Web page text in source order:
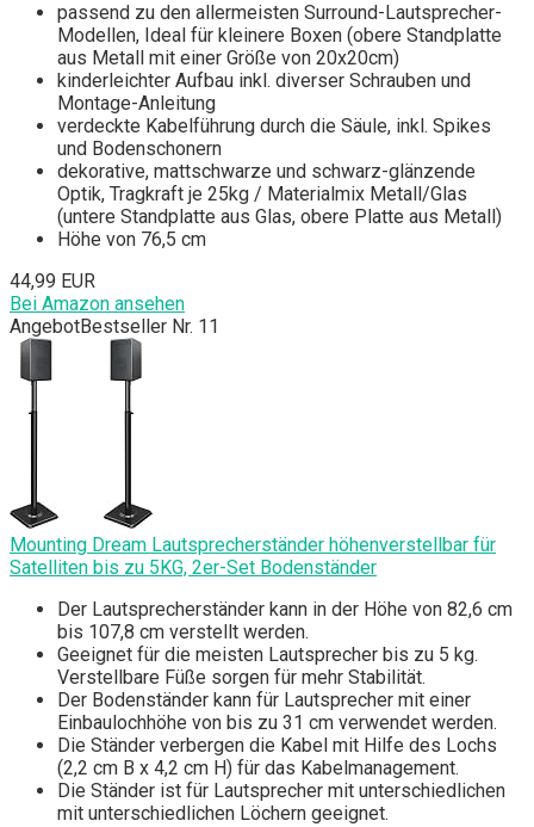
passend zu den allermeisten Surround-Lautsprecher-
Modellen, Ideal für kleinere Boxen (obere Standplatte
aus Metall mit einer Größe von 20x20cm)
kinderleichter Aufbau inkl. diverser Schrauben und
Montage-Anleitung
verdeckte Kabelführung durch die Säule, inkl. Spikes
und Bodenschonern
dekorative, mattschwarze und schwarz-glänzende
Optik, Tragkraft je 25kg / Materialmix Metall/Glas
(untere Standplatte aus Glas, obere Platte aus Metall)
Höhe von 76,5 cm
44,99 EUR
Bei Amazon ansehen
AngebotBestseller Nr. 11
Mounting Dream Lautsprecherständer höhenverstellbar für
Satelliten bis zu 5KG, 2er-Set Bodenständer
Der Lautsprecherständer kann in der Höhe von 82,6 cm
bis 107,8 cm verstellt werden.
Geeignet für die meisten Lautsprecher bis zu 5 kg.
Verstellbare Füße sorgen für mehr Stabilität.
Der Bodenständer kann für Lautsprecher mit einer
Einbaulochhöhe von bis zu 31 cm verwendet werden.
Die Ständer verbergen die Kabel mit Hilfe des Lochs
(2,2 cm B x 4,2 cm H) für das Kabelmanagement.
Die Ständer ist für Lautsprecher mit unterschiedlichen
mit unterschiedlichen Löchern geeignet.